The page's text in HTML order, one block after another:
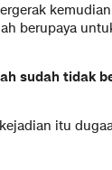
berupaya
sudah tidak
itu